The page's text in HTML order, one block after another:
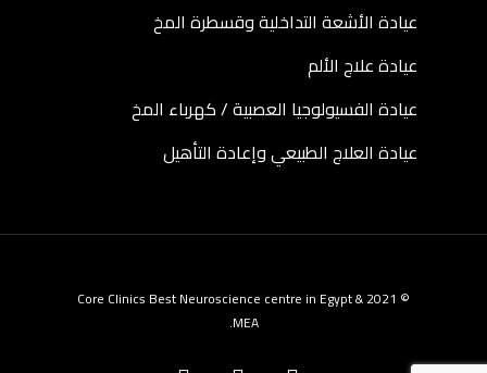
عيادة الأشعة التداخلية وقسطرة المخ
عيادة علاج الألم
عيادة الفسيولوجيا العصبية / كهرباء المخ
عيادة العلاج الطبيعي وإعادة التأهيل
© 2021 Core Clinics Best Neuroscience centre in Egypt &
MEA.